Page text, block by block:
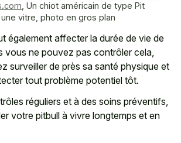
Un chiot américain de type Pit
vitre, photo en gros plan
également affecter la durée de vie de
vous ne pouvez pas contrôler cela,
surveiller de près sa santé physique et
tout problème potentiel tôt.
réguliers et à des soins préventifs,
votre pitbull à vivre longtemps et en